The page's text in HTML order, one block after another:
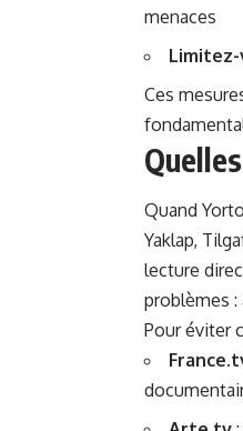
menaces
Ces
Quand
Yaklap,
lecture
problèmes
Pour éviter